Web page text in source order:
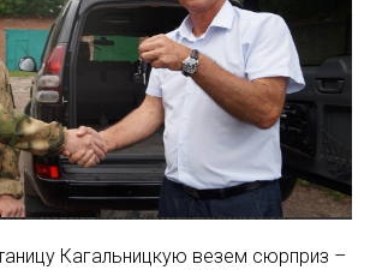
Кагальницкую везем сюрприз –